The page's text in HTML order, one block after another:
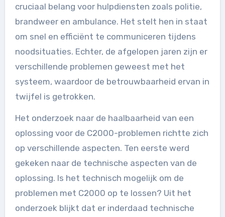
cruciaal belang voor hulpdiensten zoals politie,
brandweer en ambulance. Het stelt hen in staat
om snel en efficiënt te communiceren tijdens
noodsituaties. Echter, de afgelopen jaren zijn er
verschillende problemen geweest met het
systeem, waardoor de betrouwbaarheid ervan in
twijfel is getrokken.
Het onderzoek naar de haalbaarheid van een
oplossing voor de C2000-problemen richtte zich
op verschillende aspecten. Ten eerste werd
gekeken naar de technische aspecten van de
oplossing. Is het technisch mogelijk om de
problemen met C2000 op te lossen? Uit het
onderzoek blijkt dat er inderdaad technische